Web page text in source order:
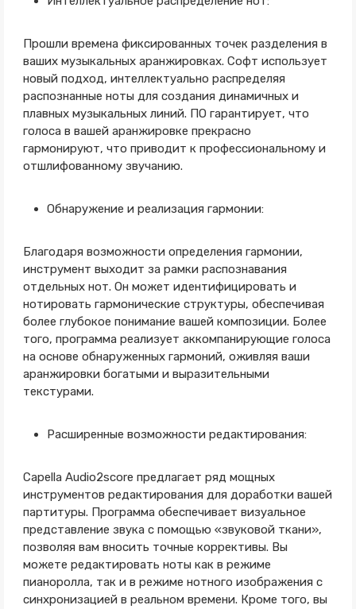
Прошли времена фиксированных точек разделения в
ваших музыкальных аранжировках. Софт использует
новый подход, интеллектуально распределяя
распознанные ноты для создания динамичных и
плавных музыкальных линий. ПО гарантирует, что
голоса в вашей аранжировке прекрасно
гармонируют, что приводит к профессиональному и
отшлифованному звучанию.
Обнаружение и реализация гармонии:
Благодаря возможности определения гармонии,
инструмент выходит за рамки распознавания
отдельных нот. Он может идентифицировать и
нотировать гармонические структуры, обеспечивая
более глубокое понимание вашей композиции. Более
того, программа реализует аккомпанирующие голоса
на основе обнаруженных гармоний, оживляя ваши
аранжировки богатыми и выразительными
текстурами.
Расширенные возможности редактирования:
Capella Audio2score предлагает ряд мощных
инструментов редактирования для доработки вашей
партитуры. Программа обеспечивает визуальное
представление звука с помощью «звуковой ткани»,
позволяя вам вносить точные коррективы. Вы
можете редактировать ноты как в режиме
пианоролла, так и в режиме нотного изображения с
синхронизацией в реальном времени. Кроме того, вы